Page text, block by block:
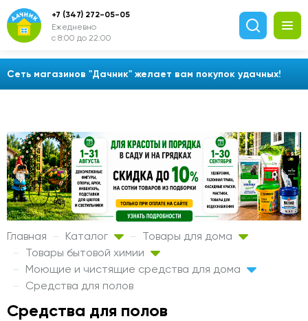
Сеть магазинов "Дачник" желает вам покупок удачных!
+7 (347) 272-05-05
Ежедневно
с 8:00 до 22:00
Главная Каталог
Товары для дома
Товары бытовой химии
Моющие и чистящие средства для дома
Средства для полов
Средства для полов